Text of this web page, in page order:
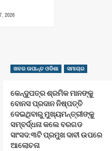
2026
ଖବର ଉପାନ୍ତ ଓଡିଶା ସମାଚାର
କେନ୍ଦୁପତ୍ର ଶ୍ରମିକ ମାନଙ୍କୁ
ବୋନସ ପ୍ରଦାନ ନିଷ୍ପତ୍ତି
ଦେଇଥିବାରୁ ମୁଖ୍ୟମନ୍ତ୍ରୀଙ୍କୁ
ସମ୍ବର୍ଦ୍ଧନା କଲେ ବରଗଡ
ସାଂସଦ:୩ଟି ପ୍ରମୁଖ ଦାବୀ ଉପରେ
ଆଲୋଚନା